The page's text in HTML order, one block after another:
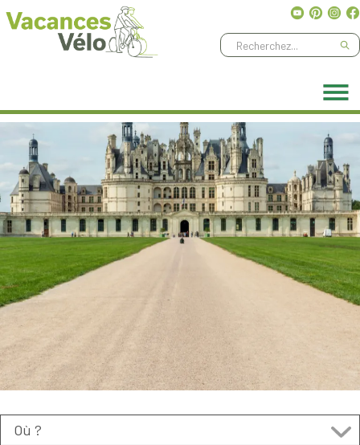
Ne manquez aucune aventure, abonnez-vous à notre newsletter !